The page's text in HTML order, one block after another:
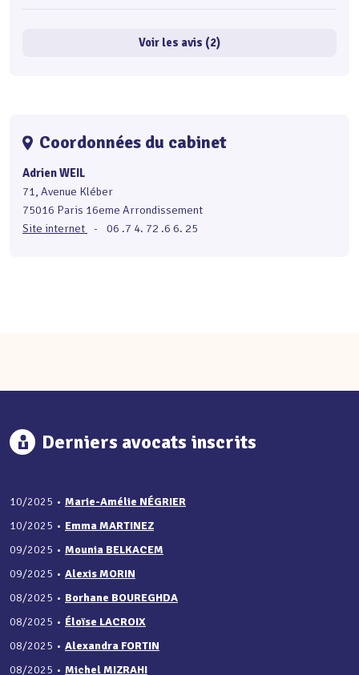
Voir les avis (2)
Coordonnées du cabinet
Adrien WEIL
71, Avenue Kléber
75016 Paris 16eme Arrondissement
Site internet
- 06 .7 4. 72 .6 6. 25
Derniers avocats inscrits
10/2025 • Marie-Amélie NÉGRIER
10/2025 • Emma MARTINEZ
09/2025 • Mounia BELKACEM
09/2025 • Alexis MORIN
08/2025 • Borhane BOUREGHDA
08/2025 • Éloïse LACROIX
08/2025 • Alexandra FORTIN
08/2025 • Michel MIZRAHI